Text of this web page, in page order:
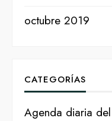
octubre 2019
CATEGORÍAS
Agenda diaria